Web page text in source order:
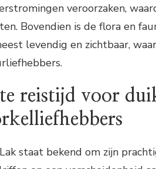
veroorzaken,
Bovendien is de flora en
levendig en zichtbaar,
reistijd voor
staat bekend om zijn